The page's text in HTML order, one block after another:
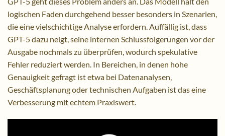
logischen Faden durchgehend besser besonders in Szenarien,
die eine vielschichtige Analyse erfordern. Auffällig ist, dass
GPT-5 dazu neigt, seine internen Schlussfolgerungen vor der
Ausgabe nochmals zu überprüfen, wodurch spekulative
Fehler reduziert werden. In Bereichen, in denen hohe
Genauigkeit gefragt ist etwa bei Datenanalysen,
Geschäftsplanung oder technischen Aufgaben ist das eine
Verbesserung mit echtem Praxiswert.